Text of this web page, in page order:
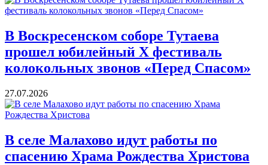
В Воскресенском соборе Тутаева
прошел юбилейный X фестиваль
колокольных звонов «Перед Спасом»
27.07.2026
В селе Малахово идут работы по
спасению Храма Рождества Христова